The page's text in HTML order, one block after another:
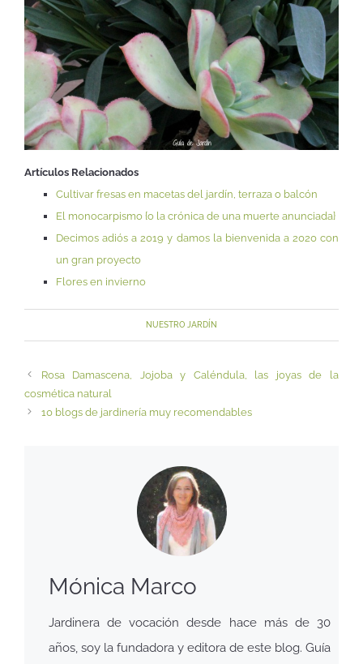
Artículos Relacionados
Cultivar fresas en macetas del jardín, terraza o balcón
El monocarpismo {o la crónica de una muerte anunciada}
Decimos adiós a 2019 y damos la bienvenida a 2020 con
un gran proyecto
Flores en invierno
NUESTRO JARDÍN
Rosa Damascena, Jojoba y Caléndula, las joyas de la
cosmética natural
10 blogs de jardinería muy recomendables
Mónica Marco
Jardinera de vocación desde hace más de 30
años, soy la fundadora y editora de este blog. Guía